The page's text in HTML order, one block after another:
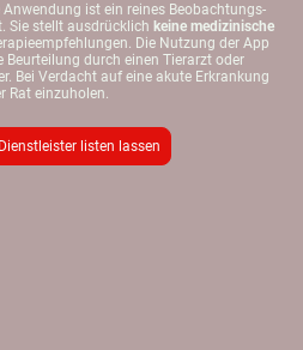
Anwendung ist ein reines Beobachtungs-
Sie stellt ausdrücklich keine medizinische
Die Nutzung der App
durch einen Tierarzt oder
Bei Verdacht auf eine akute Erkrankung
Rat einzuholen.
listen lassen